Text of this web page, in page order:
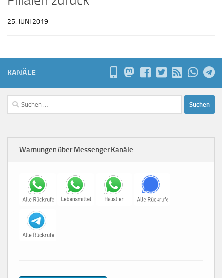
25. JUNI 2019
KANÄLE
Suchen
nach:
Warnungen über Messenger Kanäle